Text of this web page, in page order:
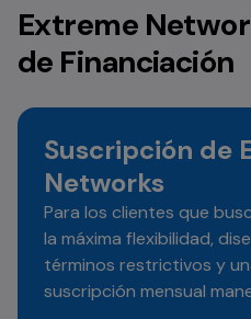
Extreme
de Financiación
Suscripción de
Networks
Para los clientes que
la máxima flexibilidad,
términos restrictivos y
suscripción mensual